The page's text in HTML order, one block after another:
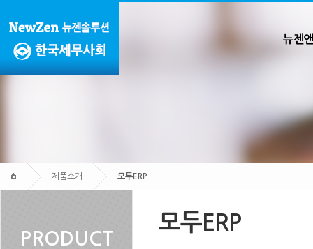
뉴젠
제품소개 모두ERP
PRODUCT
모두ERP